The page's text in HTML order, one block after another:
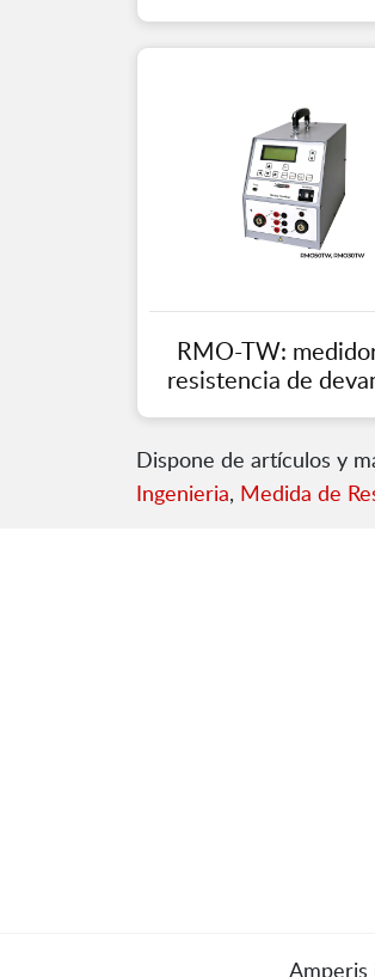
RMO-TW:
resistencia de
Dispone de artículos y
Ingenieria, Medida de
Amperis